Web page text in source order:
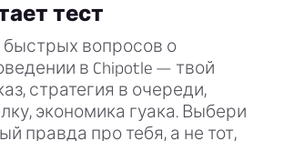
тест
вопросов о
в Chipotle — твой
стратегия в очереди,
экономика гуака. Выбери
правда про тебя, а не тот,